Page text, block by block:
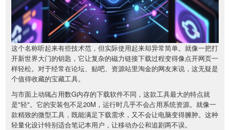
这个名称听起来有些技术范，但实际使用起来却异常简单。就像一把打
开新世界大门的钥匙，它让复杂的磁力链接下载过程变得像点开网页一
样轻松。对于经常在论坛、贴吧、资源站里淘金的网友来说，这无疑是
个值得收藏的宝藏工具。
与市面上动辄占用数G内存的下载软件不同，这款工具最大的特点就
是"轻"。它的安装包不足20M，运行时几乎不会占用系统资源。就像一
款精致的微型工具，既能满足下载需求，又不会让电脑变得臃肿。这种
轻量化设计特别适合笔记本用户，让移动办公和追剧两不误。